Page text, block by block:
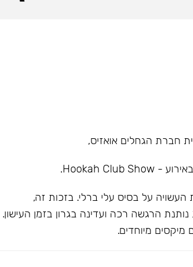
על בסיס עלי ברלי. בזכות זה,
הרגשה רכה ועדינה בגרון בזמן העישון.
מיוחדים.